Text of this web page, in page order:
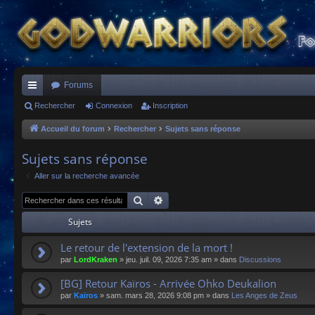
ac
co
s
Forums
Rechercher Connexion Inscription
Accueil du forum Rechercher Sujets sans réponse
Sujets sans réponse
Aller sur la recherche avancée
Rechercher
Sujets
Le retour de l'extension de la mort !
par LordKraken » jeu. juil. 09, 2026 7:35 am » dans Discussions
[BG] Retour Kaïros - Arrivée Ohko Deukalion
par Kaïros » sam. mars 28, 2026 9:08 pm » dans Les Anges de Zeus